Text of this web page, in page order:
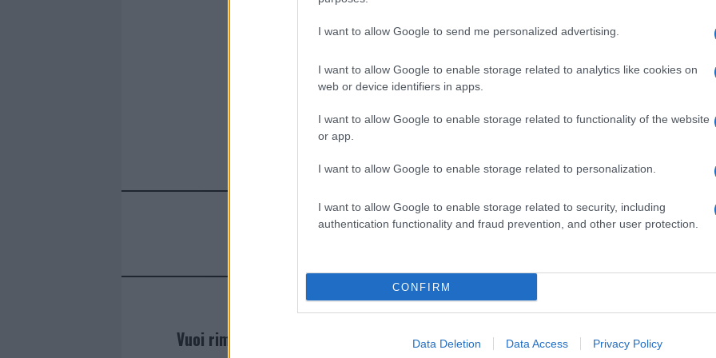
I want to allow Google to send me personalized advertising.
I want to allow Google to enable storage related to analytics like cookies on
web or device identifiers in apps.
I want to allow Google to enable storage related to functionality of the website
or app.
I want to allow Google to enable storage related to personalization.
I want to allow Google to enable storage related to security, including
authentication functionality and fraud prevention, and other user protection.
CONFIRM
Data Deletion Data Access Privacy Policy
Invia un Comunicato Stampa|Pubblicità|Segnala
Vuoi rimanere sempre aggiornato?